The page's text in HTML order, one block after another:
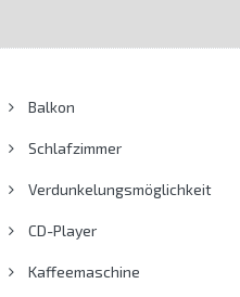
Balkon
Schlafzimmer
Verdunkelungsmöglichkeit
CD-Player
Kaffeemaschine